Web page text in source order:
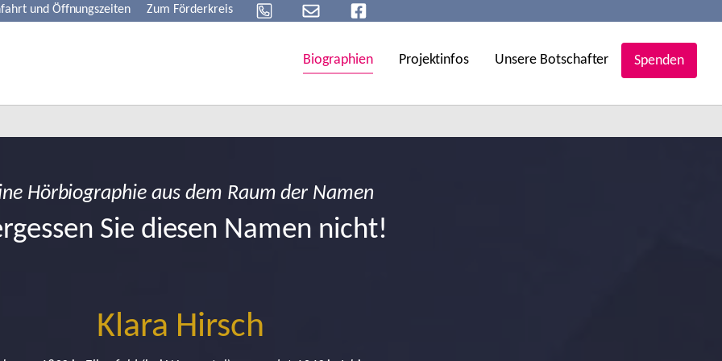
und Öffnungszeiten Zum Förderkreis
Biographien Projektinfos Unsere Botschafter Spenden
Hörbiographie aus dem Raum der Namen
Sie diesen Namen nicht!
Klara Hirsch